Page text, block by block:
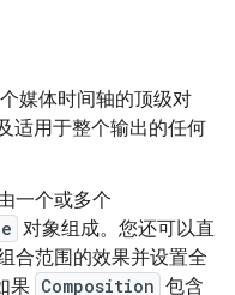
媒体时间轴的顶级对
适用于整个输出的任何
一个或多个
对象组成。您还可以直
合范围的效果并设置全
果 Composition 包含